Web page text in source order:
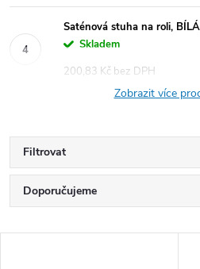
Saténová stuha na roli,
Skladem
200,83 Kč bez DPH
Zobrazit více
Filtrovat
Ř
a
Doporučujeme